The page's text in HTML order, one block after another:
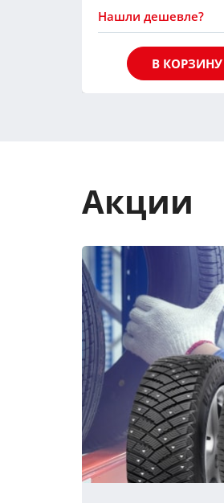
Нашли дешевле?
В КОРЗИНУ
Акции